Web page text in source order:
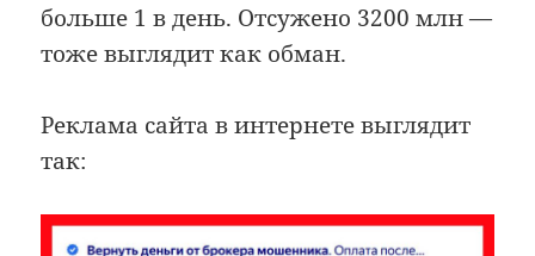
больше 1 в день. Отсужено 3200 млн —
тоже выглядит как обман.
Реклама сайта в интернете выглядит
так: